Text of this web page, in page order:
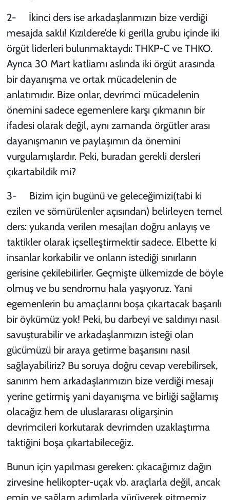
2- İkinci ders ise arkadaşlarımızın bize verdiği
mesajda saklı! Kızıldere’de ki gerilla grubu içinde iki
örgüt liderleri bulunmaktaydı: THKP-C ve THKO.
Ayrıca 30 Mart katliamı aslında iki örgüt arasında
bir dayanışma ve ortak mücadelenin de
anlatımıdır. Bize onlar, devrimci mücadelenin
önemini sadece egemenlere karşı çıkmanın bir
ifadesi olarak değil, aynı zamanda örgütler arası
dayanışmanın ve paylaşımın da önemini
vurgulamışlardır. Peki, buradan gerekli dersleri
çıkartabildik mi?
3- Bizim için bugünü ve geleceğimizi(tabi ki
ezilen ve sömürülenler açısından) belirleyen temel
ders: yukarıda verilen mesajları doğru anlayış ve
taktikler olarak içselleştirmektir sadece. Elbette ki
insanlar korkabilir ve onların istediği sınırların
gerisine çekilebilirler. Geçmişte ülkemizde de böyle
olmuş ve bu sendromu hala yaşıyoruz. Yani
egemenlerin bu amaçlarını boşa çıkartacak başarılı
bir öykümüz yok! Peki, bu darbeyi ve saldırıyı nasıl
savuşturabilir ve arkadaşlarımızın isteği olan
gücümüzü bir araya getirme başarısını nasıl
sağlayabiliriz? Bu soruya doğru cevap verebilirsek,
sanırım hem arkadaşlarımızın bize verdiği mesajı
yerine getirmiş yani dayanışma ve birliği sağlamış
olacağız hem de uluslararası oligarşinin
devrimcileri korkutarak devrimden uzaklaştırma
taktiğini boşa çıkartabileceğiz.
Bunun için yapılması gereken: çıkacağımız dağın
zirvesine helikopter-uçak vb. araçlarla değil, ancak
emin ve sağlam adımlarla yürüyerek gitmemiz